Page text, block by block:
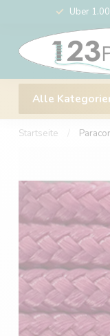
Über
Alle
Startseite